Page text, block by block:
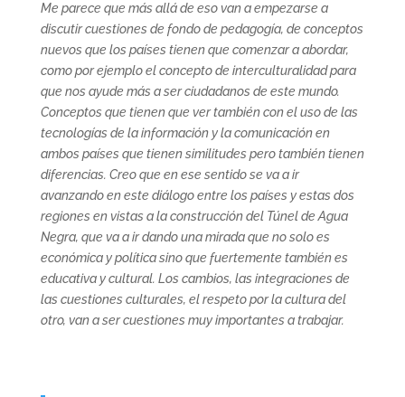
Me parece que más allá de eso van a empezarse a
discutir cuestiones de fondo de pedagogía, de conceptos
nuevos que los países tienen que comenzar a abordar,
como por ejemplo el concepto de interculturalidad para
que nos ayude más a ser ciudadanos de este mundo.
Conceptos que tienen que ver también con el uso de las
tecnologías de la información y la comunicación en
ambos países que tienen similitudes pero también tienen
diferencias. Creo que en ese sentido se va a ir
avanzando en este diálogo entre los países y estas dos
regiones en vistas a la construcción del Túnel de Agua
Negra, que va a ir dando una mirada que no solo es
económica y política sino que fuertemente también es
educativa y cultural. Los cambios, las integraciones de
las cuestiones culturales, el respeto por la cultura del
otro, van a ser cuestiones muy importantes a trabajar.